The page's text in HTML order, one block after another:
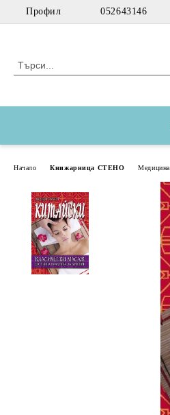
Профил 052643146
Начало Книжарница СТЕНО Медицина